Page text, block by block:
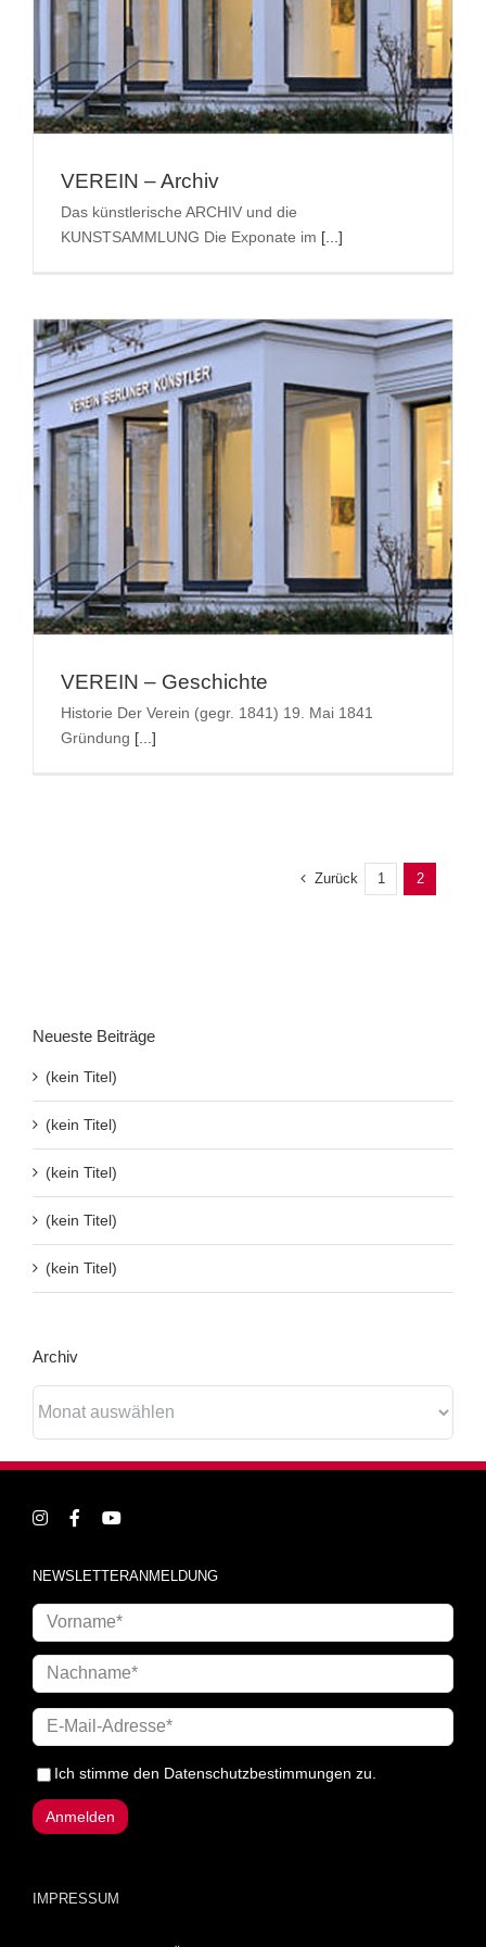
nach:
VEREIN – Archiv
Das künstlerische ARCHIV und die
KUNSTSAMMLUNG Die Exponate im [...]
VEREIN – Geschichte
Historie Der Verein (gegr. 1841) 19. Mai 1841
Gründung [...]
Zurück 1 2
Neueste Beiträge
(kein Titel)
(kein Titel)
(kein Titel)
(kein Titel)
(kein Titel)
Archiv
NEWSLETTERANMELDUNG
Ich stimme den Datenschutzbestimmungen zu.
IMPRESSUM